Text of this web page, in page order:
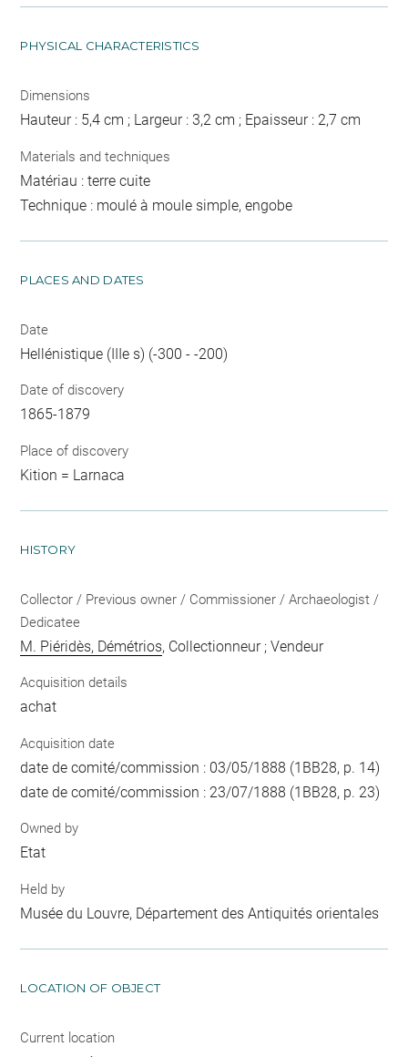
PHYSICAL CHARACTERISTICS
Dimensions
Hauteur : 5,4 cm ; Largeur : 3,2 cm ; Epaisseur : 2,7 cm
Materials and techniques
Matériau : terre cuite
Technique : moulé à moule simple, engobe
PLACES AND DATES
Date
Hellénistique (IIIe s) (-300 - -200)
Date of discovery
1865-1879
Place of discovery
Kition = Larnaca
HISTORY
Collector / Previous owner / Commissioner / Archaeologist /
Dedicatee
M. Piéridès, Démétrios, Collectionneur ; Vendeur
Acquisition details
achat
Acquisition date
date de comité/commission : 03/05/1888 (1BB28, p. 14)
date de comité/commission : 23/07/1888 (1BB28, p. 23)
Owned by
Etat
Held by
Musée du Louvre, Département des Antiquités orientales
LOCATION OF OBJECT
Current location